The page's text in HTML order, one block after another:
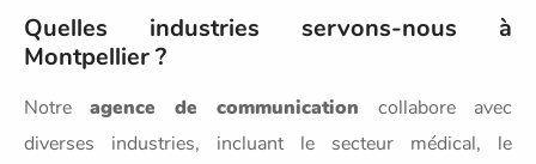
Quelles industries servons-nous à
Montpellier ?
Notre agence de communication collabore avec
diverses industries, incluant le secteur médical, le